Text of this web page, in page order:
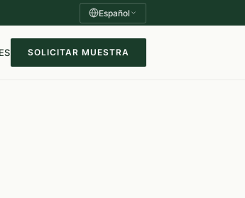
Español
SOLICITAR MUESTRA